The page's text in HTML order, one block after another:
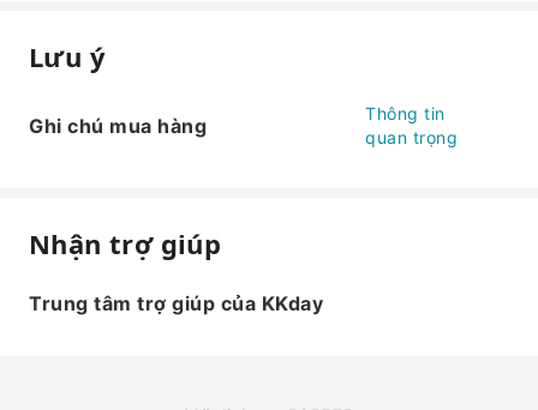
Lưu ý
Ghi chú mua hàng
Thông tin
quan trọng
Nhận trợ giúp
Trung tâm trợ giúp của KKday